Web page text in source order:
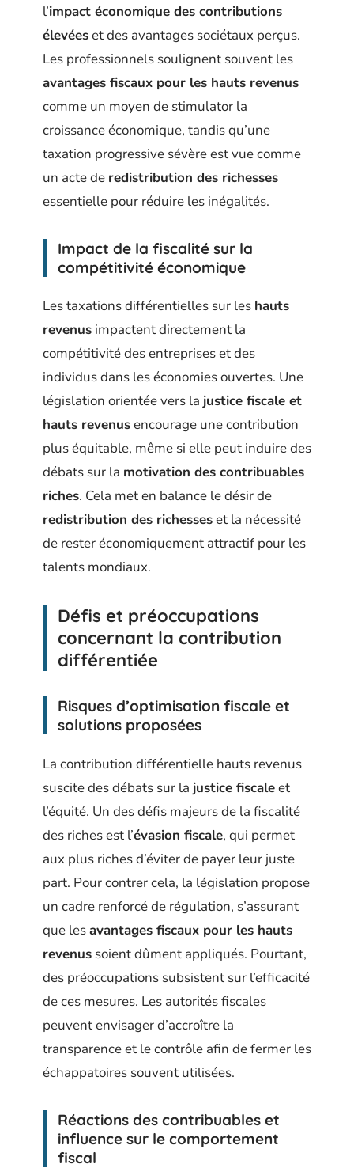
l’impact économique des contributions
élevéeset des avantages sociétaux perçus.
Les professionnels soulignent souvent les
avantages fiscaux pour les hauts revenus
comme un moyen de stimulator la
croissance économique, tandis qu’une
taxation progressive sévère est vue comme
un acte de redistribution des richesses
essentielle pour réduire les inégalités.
Impact de la fiscalité sur la
compétitivité économique
Les taxations différentielles sur les hauts
revenus impactent directement la
compétitivité des entreprises et des
individus dans les économies ouvertes. Une
législation orientée vers la justice fiscale et
hauts revenusencourage une contribution
plus équitable, même si elle peut induire des
débats sur la motivation des contribuables
riches. Cela met en balance le désir de
redistribution des richesseset la nécessité
de rester économiquement attractif pour les
talents mondiaux.
Défis et préoccupations
concernant la contribution
différentiée
Risques d’optimisation fiscale et
solutions proposées
La contribution différentielle hauts revenus
suscite des débats sur la justice fiscaleet
l’équité. Un des défis majeurs de la fiscalité
des riches est l’évasion fiscale, qui permet
aux plus riches d’éviter de payer leur juste
part. Pour contrer cela, la législation propose
un cadre renforcé de régulation, s’assurant
que lesavantages fiscaux pour les hauts
revenus soient dûment appliqués. Pourtant,
des préoccupations subsistent sur l’efficacité
de ces mesures. Les autorités fiscales
peuvent envisager d’accroître la
transparence et le contrôle afin de fermer les
échappatoires souvent utilisées.
Réactions des contribuables et
influence sur le comportement
fiscal